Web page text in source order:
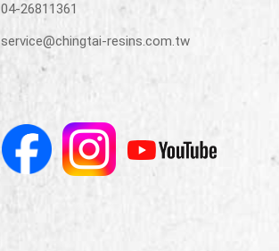
04-26811361
service@chingtai-resins.com.tw